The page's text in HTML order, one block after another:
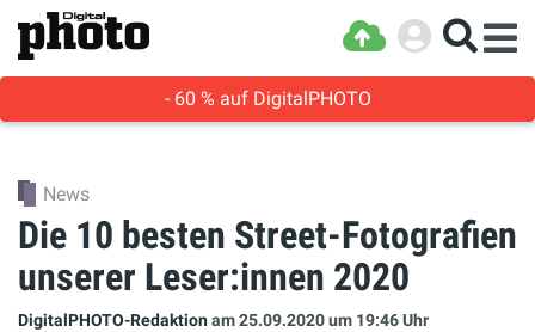
- 60 % auf DigitalPHOTO
News
Die 10 besten Street-Fotografien
unserer Leser:innen 2020
DigitalPHOTO-Redaktionam 25.09.2020um 19:46 Uhr